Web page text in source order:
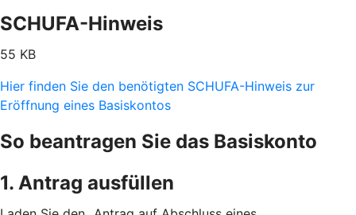
SCHUFA-Hinweis
55 KB
Hier finden Sie den benötigten SCHUFA-Hinweis zur
Eröffnung eines Basiskontos
So beantragen Sie das Basiskonto
1. Antrag ausfüllen